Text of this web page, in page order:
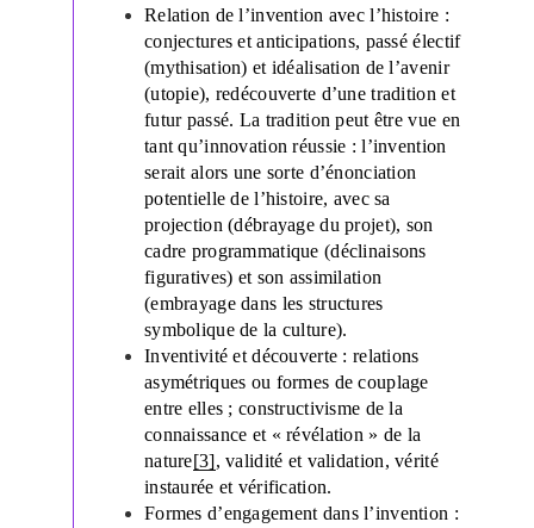
Relation de l’invention avec l’histoire :
conjectures et anticipations, passé électif
(mythisation) et idéalisation de l’avenir
(utopie), redécouverte d’une tradition et
futur passé. La tradition peut être vue en
tant qu’innovation réussie : l’invention
serait alors une sorte d’énonciation
potentielle de l’histoire, avec sa
projection (débrayage du projet), son
cadre programmatique (déclinaisons
figuratives) et son assimilation
(embrayage dans les structures
symbolique de la culture).
Inventivité et découverte : relations
asymétriques ou formes de couplage
entre elles ; constructivisme de la
connaissance et « révélation » de la
nature[3], validité et validation, vérité
instaurée et vérification.
Formes d’engagement dans l’invention :